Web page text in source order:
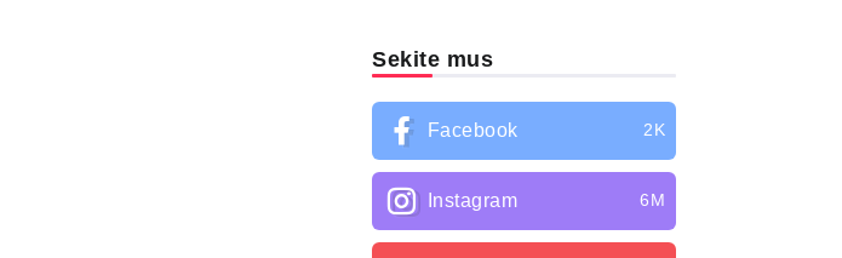
Sekite mus
Facebook 2K
Instagram 6M